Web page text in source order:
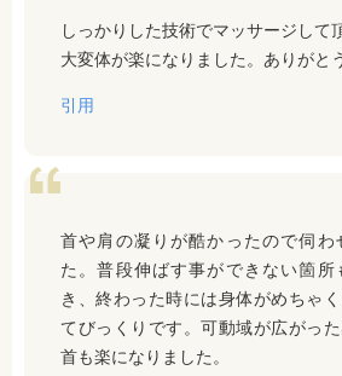
しっかりした技術でマッサージして
大変体が楽になりました。ありがと
引用
首や肩の凝りが酷かったので伺わ
た。普段伸ばす事ができない箇所
き、終わった時には身体がめちゃ
てびっくりです。可動域が広がっ
首も楽になりました。